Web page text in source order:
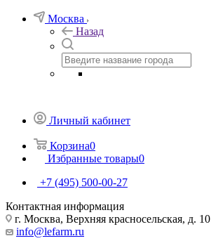
Москва
Назад
Личный кабинет
Корзина0
Избранные товары0
+7 (495) 500-00-27
Контактная информация
г. Москва, Верхняя красносельская, д. 10
info@lefarm.ru